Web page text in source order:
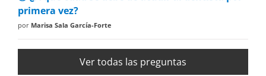
primera vez?
por Marisa Sala García-Forte
Ver todas las preguntas